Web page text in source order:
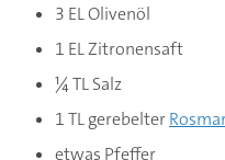
3 EL Olivenöl
1 EL Zitronensaft
¼ TL Salz
1 TL gerebelter
etwas Pfeffer